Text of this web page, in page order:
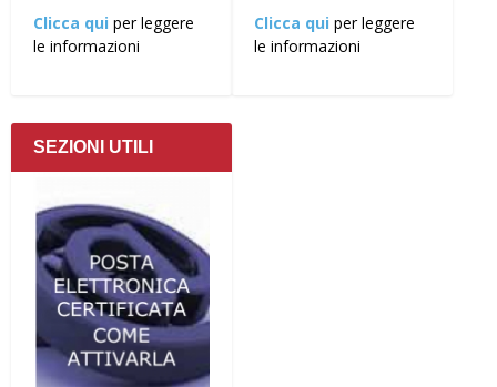
Clicca qui per leggere
le informazioni
Clicca qui per leggere
le informazioni
SEZIONI UTILI